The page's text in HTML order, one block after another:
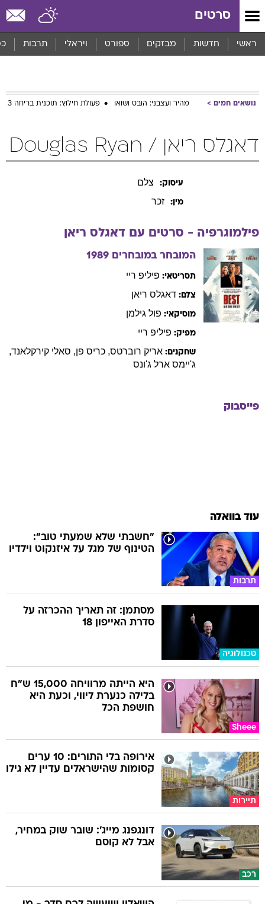
סרטים
ראשי חדשות מבזקים ספורט ויראלי תרבות
נושאים חמים מהיר ועצבני: הובס ושואו פעולת חילוץ: תוכנית בריחה 3
דאגלס ריאן / Douglas Ryan
עיסוק: צלם
מין: זכר
פילמוגרפיה - סרטים עם דאגלס ריאן
המובחר במובחרים 1989
תסריטאי: פיליפ ריי
צלם: דאגלס ריאן
מוסיקאי: פול גילמן
מפיק: פיליפ ריי
שחקנים: אריק רוברטס, כריס פן, סאלי קירקלאנד,
ג'יימס ארל ג'ונס
פייסבוק
עוד בוואלה
תרבות
"חשבתי שלא שמעתי טוב":
הטינוף של מגל על איזנקוט וילדיו
טכנולוגיה
מסתמן: זה תאריך ההכרזה על
סדרת האייפון 18
Sheee
היא הייתה מרוויחה 15,000 ש"ח
בלילה כנערת ליווי, וכעת היא
חושפת הכל
תיירות
אירופה בלי התורים: 10 ערים
קסומות שהישראלים עדיין לא גילו
רכב
דונגפנג מייג': שובר שוק במחיר,
אבל לא קוסם